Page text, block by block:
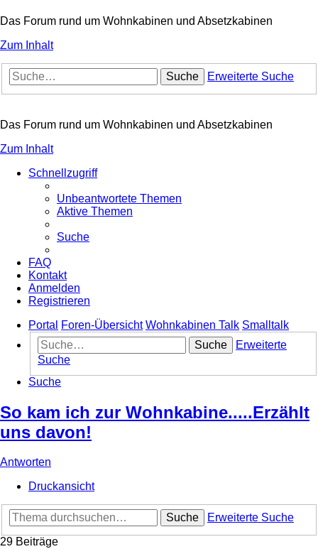
Das Forum rund um Wohnkabinen und Absetzkabinen
Zum Inhalt
Suche Erweiterte Suche
Das Forum rund um Wohnkabinen und Absetzkabinen
Zum Inhalt
Schnellzugriff
Unbeantwortete Themen
Aktive Themen
Suche
FAQ
Kontakt
Anmelden
Registrieren
Portal
Foren-Übersicht Wohnkabinen Talk Smalltalk
Suche
Erweiterte
Suche
Suche
So kam ich zur Wohnkabine.....Erzählt
uns davon!
Antworten
Druckansicht
Suche
Erweiterte Suche
29 Beiträge